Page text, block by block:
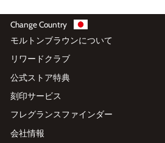
Change Country
モルトンブラウンについて
リワードクラブ
公式ストア特典
刻印サービス
フレグランスファインダー
会社情報